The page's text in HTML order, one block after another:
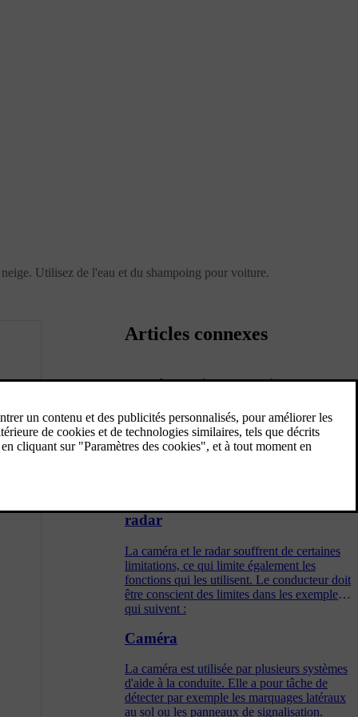
Utilisez de l'eau et du shampoing pour voiture.
Articles connexes
Caméra d'aide au stationnement
La caméra d'aide au stationnement peut aider
le conducteur lors de manœuvres dans des
espaces restreints en lui indiquant les
radar
La caméra et le radar souffrent de certaines
limitations, ce qui limite également les
fonctions qui les utilisent. Le conducteur doit
être conscient des limites dans les exemples
qui suivent :
Caméra
La caméra est utilisée par plusieurs systèmes
d'aide à la conduite. Elle a pour tâche de
détecter par exemple les marquages latéraux
au sol ou les panneaux de signalisation.